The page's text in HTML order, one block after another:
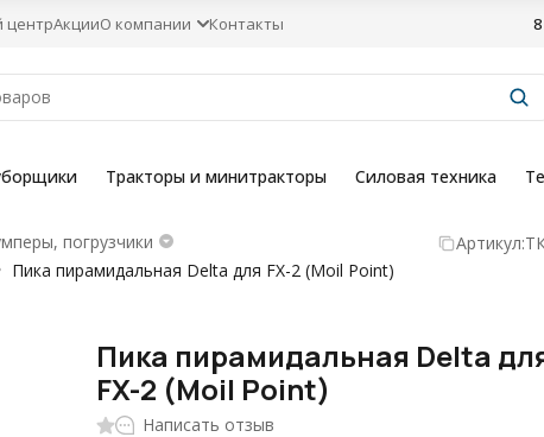
центрАкцииО компании Контакты
Тракторы и минитракторы Силовая техника
погрузчики
Пика пирамидальная Delta для FX-2 (Moil Point)
Артикул:
Пика пирамидальная Delta
FX-2 (Moil Point)
Написать отзыв